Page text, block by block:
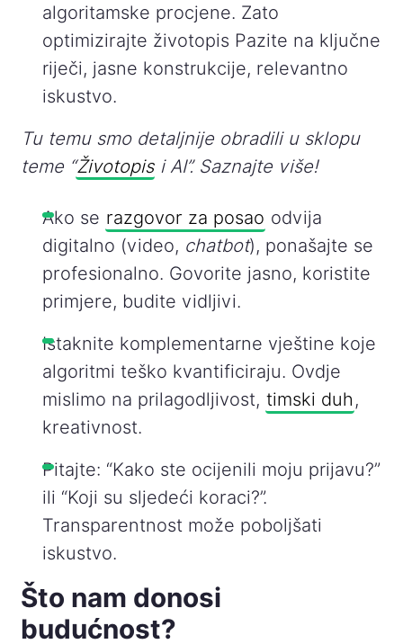
algoritamske procjene. Zato
optimizirajte životopis Pazite na ključne
riječi, jasne konstrukcije, relevantno
iskustvo.
Tu temu smo detaljnije obradili u sklopu
teme “Životopisi AI”. Saznajte više!
Ako se razgovor za posao odvija
digitalno (video, chatbot), ponašajte se
profesionalno. Govorite jasno, koristite
primjere, budite vidljivi.
Istaknite komplementarne vještine koje
algoritmi teško kvantificiraju. Ovdje
mislimo na prilagodljivost, timski duh ,
kreativnost.
Pitajte: “Kako ste ocijenili moju prijavu?”
ili “Koji su sljedeći koraci?”.
Transparentnost može poboljšati
iskustvo.
Što nam donosi
budućnost?